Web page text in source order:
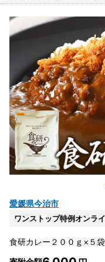
愛媛県今治市
ワンストップ特例オンラ
食研カレー２００ｇ×５